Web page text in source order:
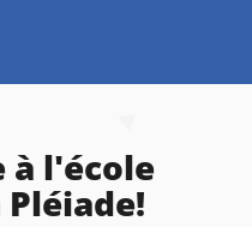
à l'école